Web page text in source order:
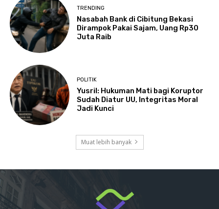
TRENDING
Nasabah Bank di Cibitung Bekasi
Dirampok Pakai Sajam, Uang Rp30
Juta Raib
POLITIK
Yusril: Hukuman Mati bagi Koruptor
Sudah Diatur UU, Integritas Moral
Jadi Kunci
Muat lebih banyak